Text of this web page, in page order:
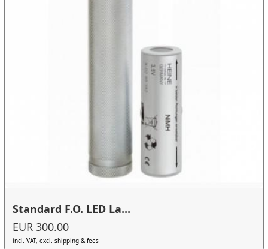
Standard F.O. LED La...
EUR 300.00
incl. VAT, excl. shipping & fees